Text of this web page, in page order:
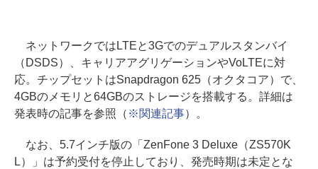
ネットワークではLTEと3Gでのデュアルスタンバイ
（DSDS）、キャリアアグリゲーションやVoLTEに対
応。チップセットはSnapdragon 625（オクタコア）で、
4GBのメモリと64GBのストレージを搭載する。詳細は
発表時の記事を参照（ ※関連記事）。
なお、5.7インチ版の「ZenFone 3 Deluxe（ZS570K
L）」は予約受付を停止しており、発売時期は未定とな